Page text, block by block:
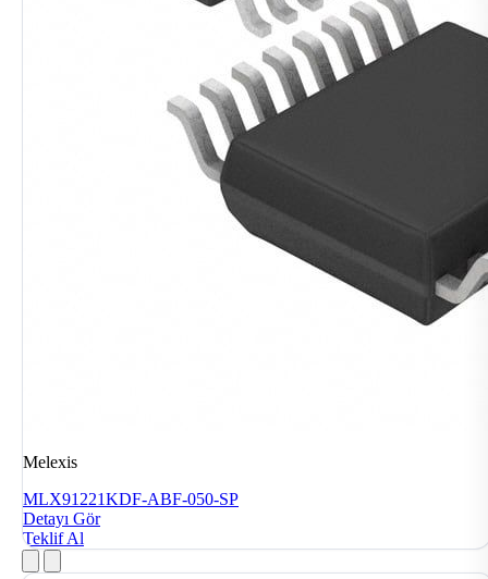
Melexis
MLX91221KDF-ABF-050-SP
Detayı Gör
Teklif Al